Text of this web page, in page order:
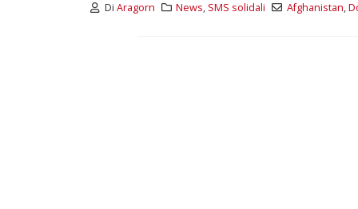
Di Aragorn News, SMS solidali Afghanistan,